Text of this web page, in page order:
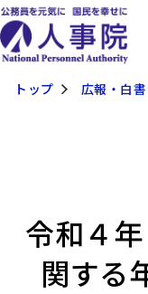
トップ 広報・白
令和４
関する